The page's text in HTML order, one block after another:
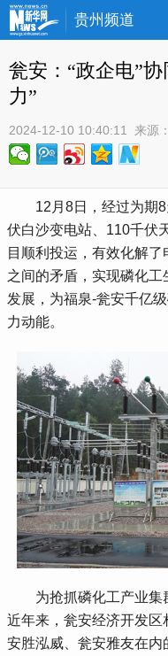
贵州频道
瓮安：“政企电”
力”
2024-12-10 10:40:11 来源：
12月8日，经过为期8
伏白沙变电站、110千伏
目顺利投运，有效化解
之间的矛盾，实现磷化
发展，为福泉-瓮安千亿
力动能。
为抢抓磷化工产业集群
近年来，瓮安经济开发
安胜泓威、瓮安雅友在